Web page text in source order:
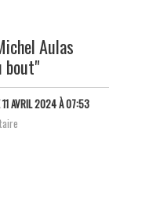
Aulas
bout"
AVRIL 2024 À 07:53